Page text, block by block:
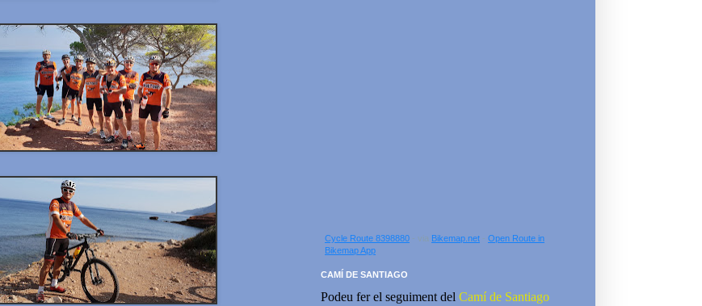
Cycle Route 8398880 - via Bikemap.net - Open Route in
Bikemap App
CAMÍ DE SANTIAGO
Podeu fer el seguiment del Camí de Santiago